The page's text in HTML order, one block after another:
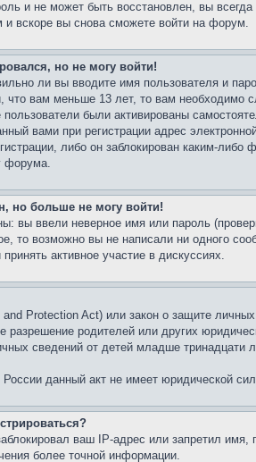
и не может быть восстановлен, вы
и вскоре вы снова сможете войти на форум.
но не могу войти!
ли вы вводите имя пользователя и
что вам меньше 13 лет, то вам необходимо
были активированы
вами при регистрации адрес
либо он заблокирован каким-
форума.
но больше не могу войти!
вы ввели неверное имя или пароль
то возможно вы не написали ни одного
активное участие в дискуссиях.
Protection Act) или закон о защите
разрешение родителей или других
сведений от детей младше тринадцати
данный акт не имеет юридической
ваш IP-адрес или запретил
более точной информации.